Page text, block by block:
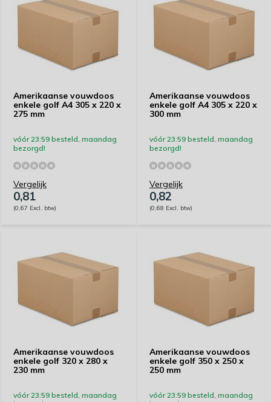
Amerikaanse vouwdoos
enkele golf A4 305 x 220 x
275 mm
vóór 23:59 besteld, maandag
bezorgd!
Vergelijk
0,81
(0,67 Excl. btw)
Amerikaanse vouwdoos
enkele golf A4 305 x 220 x
300 mm
vóór 23:59 besteld, maandag
bezorgd!
Vergelijk
0,82
(0,68 Excl. btw)
Amerikaanse vouwdoos
enkele golf 320 x 280 x
230 mm
vóór 23:59 besteld, maandag
Amerikaanse vouwdoos
enkele golf 350 x 250 x
250 mm
vóór 23:59 besteld, maandag